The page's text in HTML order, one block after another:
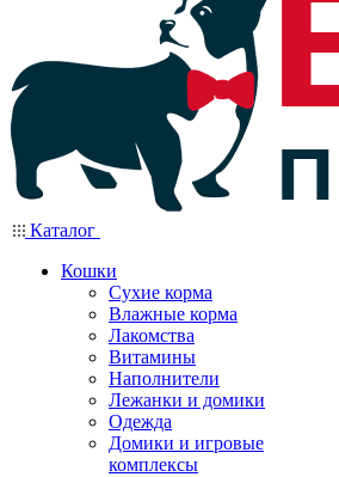
Каталог
Кошки
Сухие корма
Влажные корма
Лакомства
Витамины
Наполнители
Лежанки и домики
Одежда
Домики и игровые
комплексы